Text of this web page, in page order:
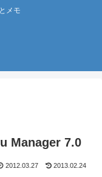
メモ
Manager 7.0
2012.03.27 2013.02.24